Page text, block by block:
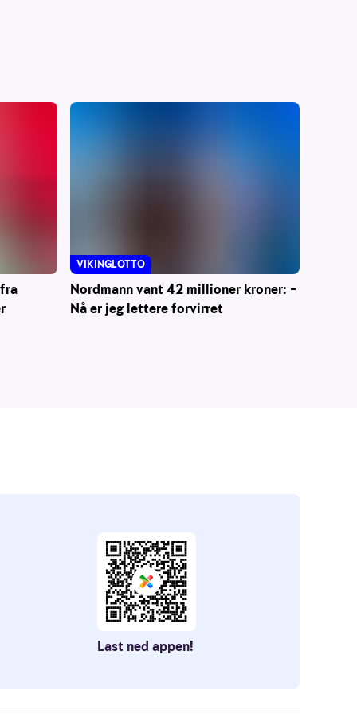
Nordmann vant 42 millioner kroner: –
Nå er jeg lettere forvirret
VIKINGLOTTO
Last ned appen!